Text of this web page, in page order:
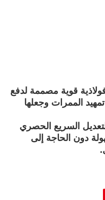
قوية مصممة لدفع
الممرات وجعلها
السريع الحصري
دون الحاجة إلى